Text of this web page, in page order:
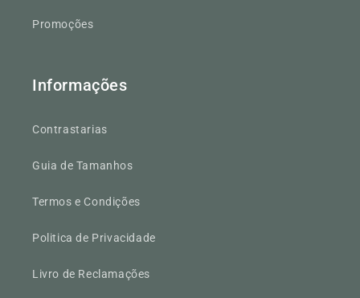
Promoções
Informações
Contrastarias
Guia de Tamanhos
Termos e Condições
Politica de Privacidade
Livro de Reclamações